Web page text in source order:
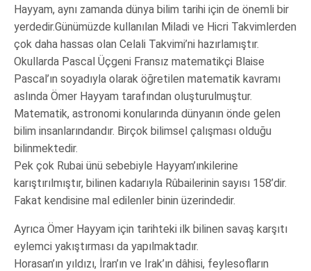
Hayyam, aynı zamanda dünya bilim tarihi için de önemli bir
yerdedir.Günümüzde kullanılan Miladi ve Hicri Takvimlerden
çok daha hassas olan Celali Takvimi’ni hazırlamıştır.
Okullarda Pascal Üçgeni Fransız matematikçi Blaise
Pascal’ın soyadıyla olarak öğretilen matematik kavramı
aslında Ömer Hayyam tarafından oluşturulmuştur.
Matematik, astronomi konularında dünyanın önde gelen
bilim insanlarındandır. Birçok bilimsel çalışması olduğu
bilinmektedir.
Pek çok Rubai ünü sebebiyle Hayyam’ınkilerine
karıştırılmıştır, bilinen kadarıyla Rûbailerinin sayısı 158’dir.
Fakat kendisine mal edilenler binin üzerindedir.
Ayrıca Ömer Hayyam için tarihteki ilk bilinen savaş karşıtı
eylemci yakıştırması da yapılmaktadır.
Horasan’ın yıldızı, İran’ın ve Irak’ın dâhisi, feylesofların